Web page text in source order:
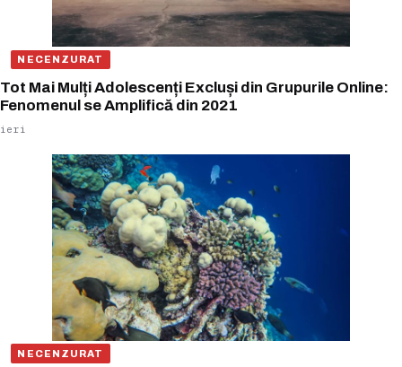
NECENZURAT
Tot Mai Mulți Adolescenți Excluși din Grupurile Online:
Fenomenul se Amplifică din 2021
ieri
NECENZURAT